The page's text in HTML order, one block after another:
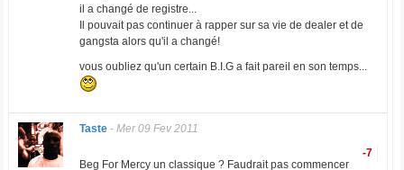
il a changé de registre...
Il pouvait pas continuer à rapper sur sa vie de dealer et de
gangsta alors qu'il a changé!
vous oubliez qu'un certain B.I.G a fait pareil en son temps...
Taste- Mer 09 Fev 2011
-7
Beg For Mercy un classique ? Faudrait pas commencer